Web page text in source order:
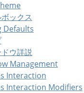
ックス
Defaults
ウ詳説
Management
Interaction
Interaction Modifiers